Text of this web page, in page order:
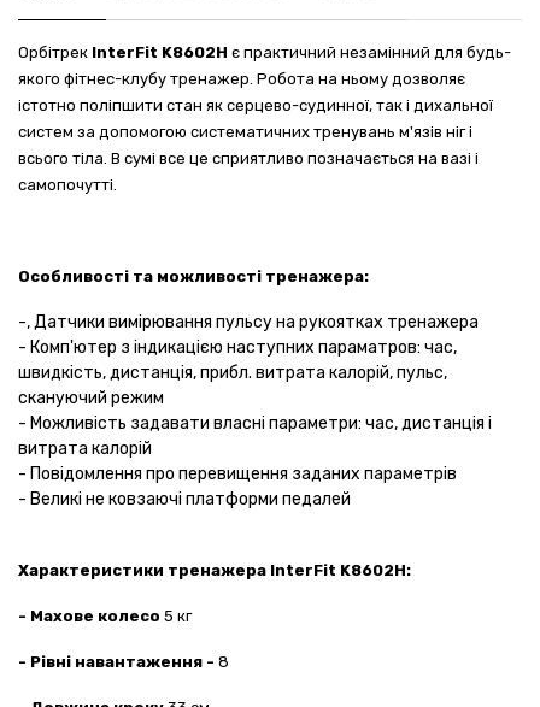
Орбітрек InterFit K8602H є практичний незамінний для будь-
якого фітнес-клубу тренажер. Робота на ньому дозволяє
істотно поліпшити стан як серцево-судинної, так і дихальної
систем за допомогою систематичних тренувань м'язів ніг і
всього тіла. В сумі все це сприятливо позначається на вазі і
самопочутті.
Особливості та можливості тренажера:
-, Датчики вимірювання пульсу на рукоятках тренажера
- Комп'ютер з індикацією наступних параматров: час,
швидкість, дистанція, прибл. витрата калорій, пульс,
скануючий режим
- Можливість задавати власні параметри: час, дистанція і
витрата калорій
- Повідомлення про перевищення заданих параметрів
- Великі не ковзаючі платформи педалей
Характеристики тренажера InterFit K8602H:
- Махове колесо 5 кг
- Рівні навантаження - 8